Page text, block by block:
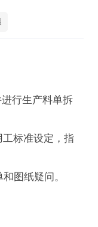
行生产料单拆
标准设定，指
图纸疑问。